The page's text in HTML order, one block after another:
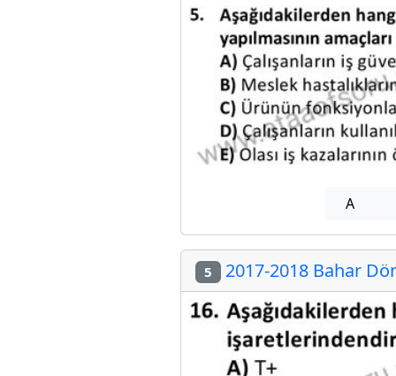
A
5 2017-2018 Bahar